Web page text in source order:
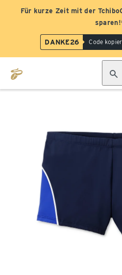
Für kurze Zeit mit der
DANKE26 Code